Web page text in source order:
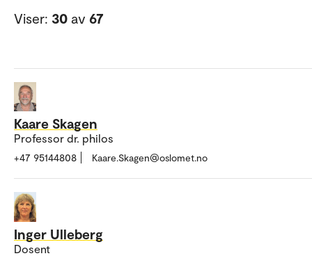
Viser: 30 av 67
Kaare Skagen
Professor dr. philos
+47 95144808 Kaare.Skagen@oslomet.no
Inger Ulleberg
Dosent